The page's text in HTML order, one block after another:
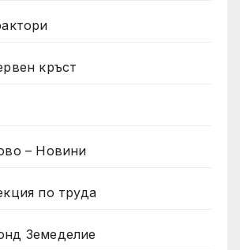
кръст
– Новини
по труда
Земеделие